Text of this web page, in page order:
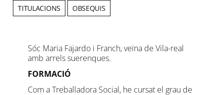
TITULACIONS
OBSEQUIS
Sóc Maria Fajardo i Franch, veïna de Vila-real
amb arrels suerenques.
FORMACIÓ
Com a Treballadora Social, he cursat el grau de